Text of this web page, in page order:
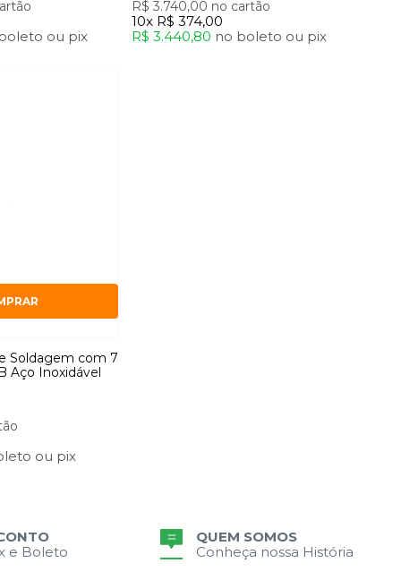
ou pix
R$ 3.740,00 no cartão
10x R$ 374,00
R$ 3.440,80 no boleto ou pix
Soldagem com 7
Aço Inoxidável
ou pix
e Boleto
QUEM SOMOS
Conheça nossa História